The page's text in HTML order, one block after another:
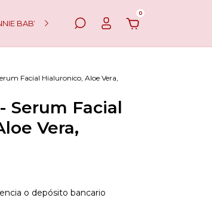
BABY HAIR
0
Facial Hialuronico, Aloe Vera,
Serum Facial
Vera,
o depósito bancario